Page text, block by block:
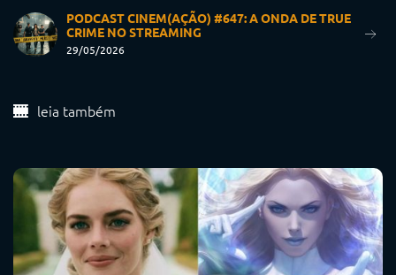
PODCAST CINEM(AÇÃO) #647: A ONDA DE TRUE
CRIME NO STREAMING
29/05/2026
leia também